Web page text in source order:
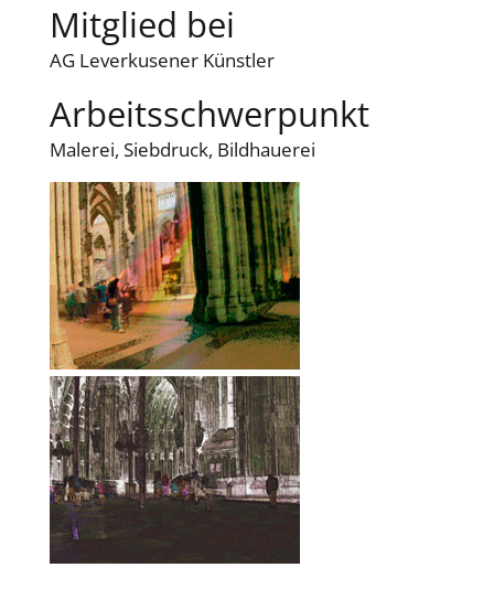
Mitglied bei
AG Leverkusener Künstler
Arbeitsschwerpunkt
Malerei, Siebdruck, Bildhauerei